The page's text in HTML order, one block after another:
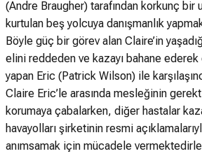
(Andre Braugher) tarafından korkunç bir
kurtulan beş yolcuya danışmanlık
Böyle güç bir görev alan Claire’in
elini reddeden ve kazayı bahane ederek
yapan Eric (Patrick Wilson) ile
Claire Eric’le arasında mesleğinin
korumaya çabalarken, diğer hastalar
havayolları şirketinin resmi
anımsamak için mücadele